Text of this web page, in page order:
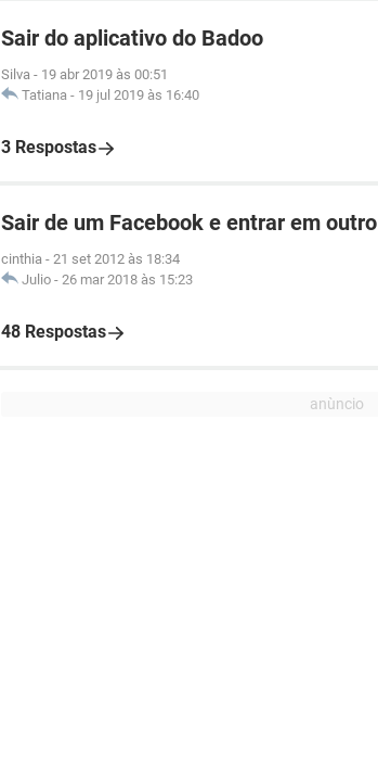
Sair do aplicativo do Badoo
Silva - 19 abr 2019 às 00:51
Tatiana - 19 jul 2019 às 16:40
3 Respostas
Sair de um Facebook e entrar em outro
cinthia - 21 set 2012 às 18:34
Julio - 26 mar 2018 às 15:23
48 Respostas